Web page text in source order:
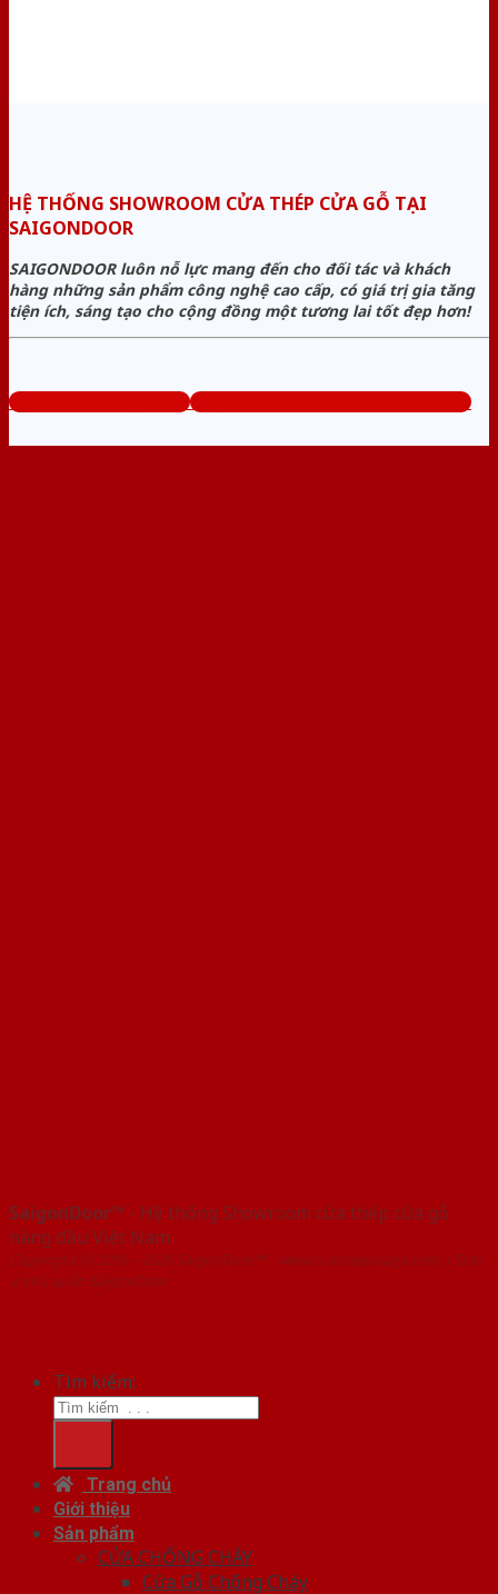
HỆ THỐNG SHOWROOM CỬA THÉP CỬA GỖ TẠI
SAIGONDOOR
SAIGONDOOR luôn nỗ lực mang đến cho đối tác và khách
hàng những sản phẩm công nghệ cao cấp, có giá trị gia tăng
tiện ích, sáng tạo cho cộng đồng một tương lai tốt đẹp hơn!
www.cuathepcuago.com Tổng đài tư vấn miễn phí: 0824.400.400
SaigonDoor™ - Hệ thống Showroom cửa thép cửa gỗ
hàng đầu Việt Nam
Copyright ⓒ 2016 – 2026 SaigonDoor™ - www.cuathepcuago.com | Đơn
vị chủ quản SaigonDoor
Tìm kiếm:
Trang chủ
Giới thiệu
Sản phẩm
CỬA CHỐNG CHÁY
Cửa Gỗ Chống Cháy